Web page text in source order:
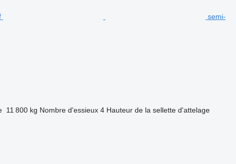
semi-
11 800 kg Nombre d'essieux 4 Hauteur de la sellette d'attelage